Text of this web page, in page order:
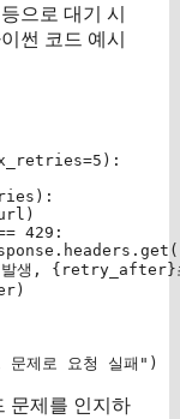
으로 대기 시
썬 코드 예시
429:
생, {retry_after}
문제를 인지하